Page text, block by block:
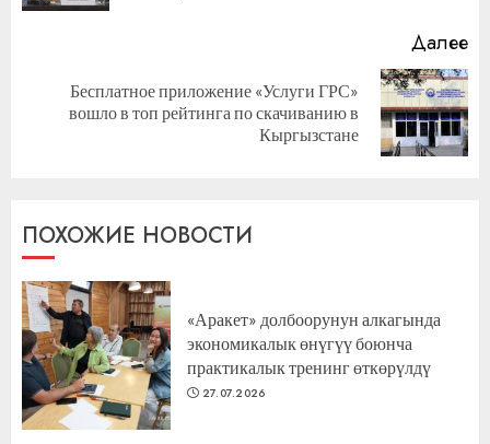
Далее
Следующая
Бесплатное приложение «Услуги ГРС»
вошло в топ рейтинга по скачиванию в
Кыргызстане
ПОХОЖИЕ НОВОСТИ
«Аракет» долбоорунун алкагында
экономикалык өнүгүү боюнча
практикалык тренинг өткөрүлдү
27.07.2026